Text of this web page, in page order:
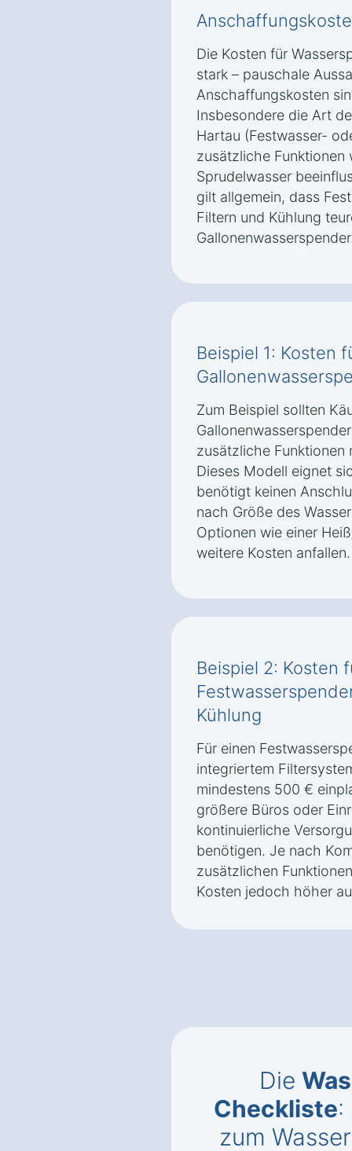
Die Kosten für
stark – pauschale
Anschaffungskosten
Insbesondere die Art
Hartau (Festwasser-
zusätzliche Funktionen
Sprudelwasser
gilt allgemein, dass
Filtern und Kühlung
Beispiel 1: Kosten
Zum Beispiel sollten
zusätzliche Funktionen
Dieses Modell eignet
benötigt keinen
nach Größe des
Optionen wie einer
weitere Kosten anfallen.
Beispiel 2: Kosten
Kühlung
Für einen
integriertem
mindestens 500 €
größere Büros oder
kontinuierliche
benötigen. Je nach
zusätzlichen
Kosten jedoch höher
Die
Checkliste:
zum